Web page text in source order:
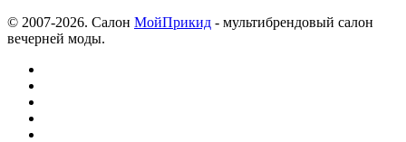
© 2007-2026. Салон МойПрикид - мультибрендовый салон
вечерней моды.